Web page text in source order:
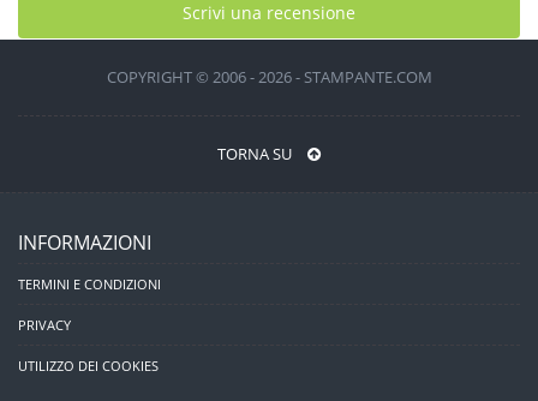
Scrivi una recensione
COPYRIGHT © 2006 - 2026 - STAMPANTE.COM
TORNA SU
INFORMAZIONI
TERMINI E CONDIZIONI
PRIVACY
UTILIZZO DEI COOKIES